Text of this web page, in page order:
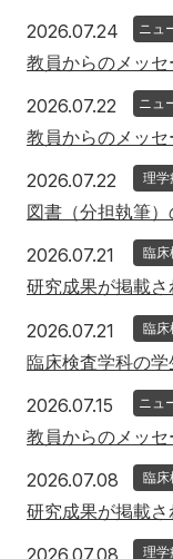
2026.07.24 2026
ニュ
教員からのメッ
2026.07.22 2026
ニュ
教員からのメッ
2026.07.22 2026
理学
図書（分担執筆）
2026.07.21 2026臨床
研究成果が掲載さ
2026.07.21 2026臨床
臨床検査学科の学
2026.07.15 2026
ニュ
教員からのメッ
2026.07.08 2026
臨床
研究成果が掲載さ
2026
理学